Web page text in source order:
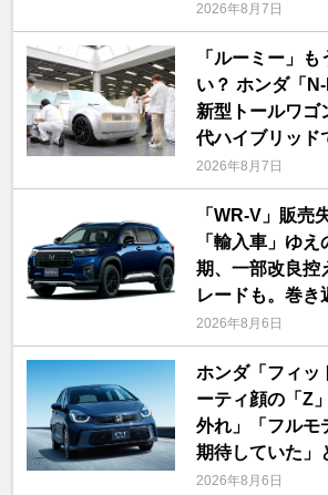
2026年8月7日
「ルーミー」
い？ ホンダ「
新型トールワゴ
代ハイブリッド
2026年8月7日
「WR-V」販売
「輸入車」ゆ
期、一部改良控
レードも。巻き
2026年8月6日
ホンダ「フィッ
ーティ顔の「Z
外れ」「フルモ
期待していた」
2026年8月6日